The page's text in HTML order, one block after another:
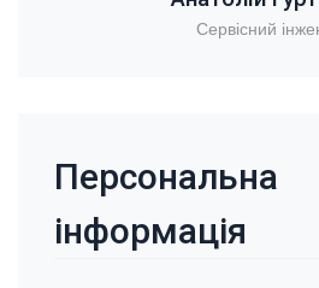
Сервісний
Персональна
інформація